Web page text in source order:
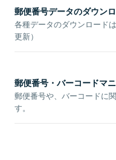
郵便番号データのダウン
各種データのダウンロード
更新）
郵便番号・バーコードマ
郵便番号や、バーコードに
す。